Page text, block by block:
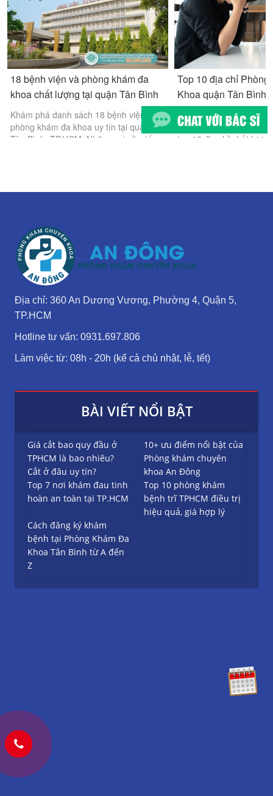
18 bệnh viện và phòng khám đa
khoa chất lượng tại quận Tân Bình
Khám phá danh sách 18 bệnh viện và
phòng khám đa khoa uy tín tại quận
Tân Bình, TP.HCM. Những cơ sở y tế
Top 10 địa chỉ
Khoa quận Tân Bình
cao
Tìm kiếm phòng khám
Tân Bình uy tín ở
top 10 địa chỉ chất
Địa chỉ: 360 An Dương Vương, Phường 4, Quận 5,
TP.HCM
Hotline tư vấn: 0931.697.806
Làm việc từ: 08h - 20h (kể cả chủ nhật, lễ, tết)
BÀI VIẾT NỔI BẬT
Giá cắt bao quy đầu ở
TPHCM là bao nhiêu?
Cắt ở đâu uy tín?
10+ ưu điểm nổi bật của
Phòng khám chuyên
khoa An Đông
Top 7 nơi khám đau tinh
hoàn an toàn tại TP.HCM
Top 10 phòng khám
bệnh trĩ TPHCM điều trị
hiệu quả, giá hợp lý
Cách đăng ký khám
bệnh tại Phòng Khám Đa
Khoa Tân Bình từ A đến
Z